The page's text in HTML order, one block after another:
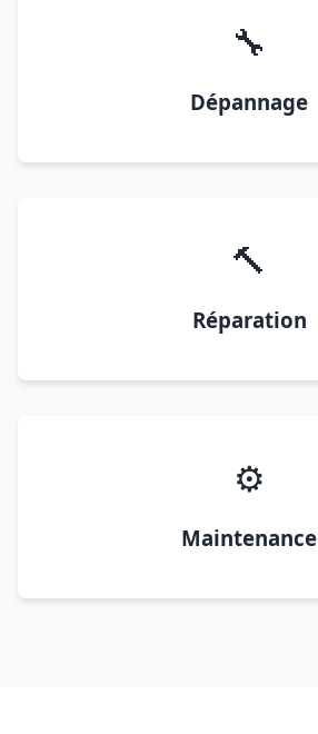
🔧
Dépannage
🔨
Réparation
⚙️
Maintenance